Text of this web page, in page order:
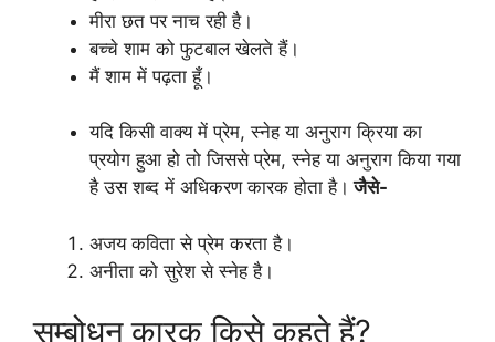
मीरा छत पर नाच रही है।
बच्चे शाम को फुटबाल खेलते हैं।
मैं शाम में पढ़ता हूँ।
यदि किसी वाक्य में प्रेम, स्नेह या अनुराग क्रिया का
प्रयोग हुआ हो तो जिससे प्रेम, स्नेह या अनुराग किया गया
है उस शब्द में अधिकरण कारक होता है। जैसे-
अजय कविता से प्रेम करता है।
अनीता को सुरेश से स्नेह है।
सम्बोधन कारक किसे कहते हैं?